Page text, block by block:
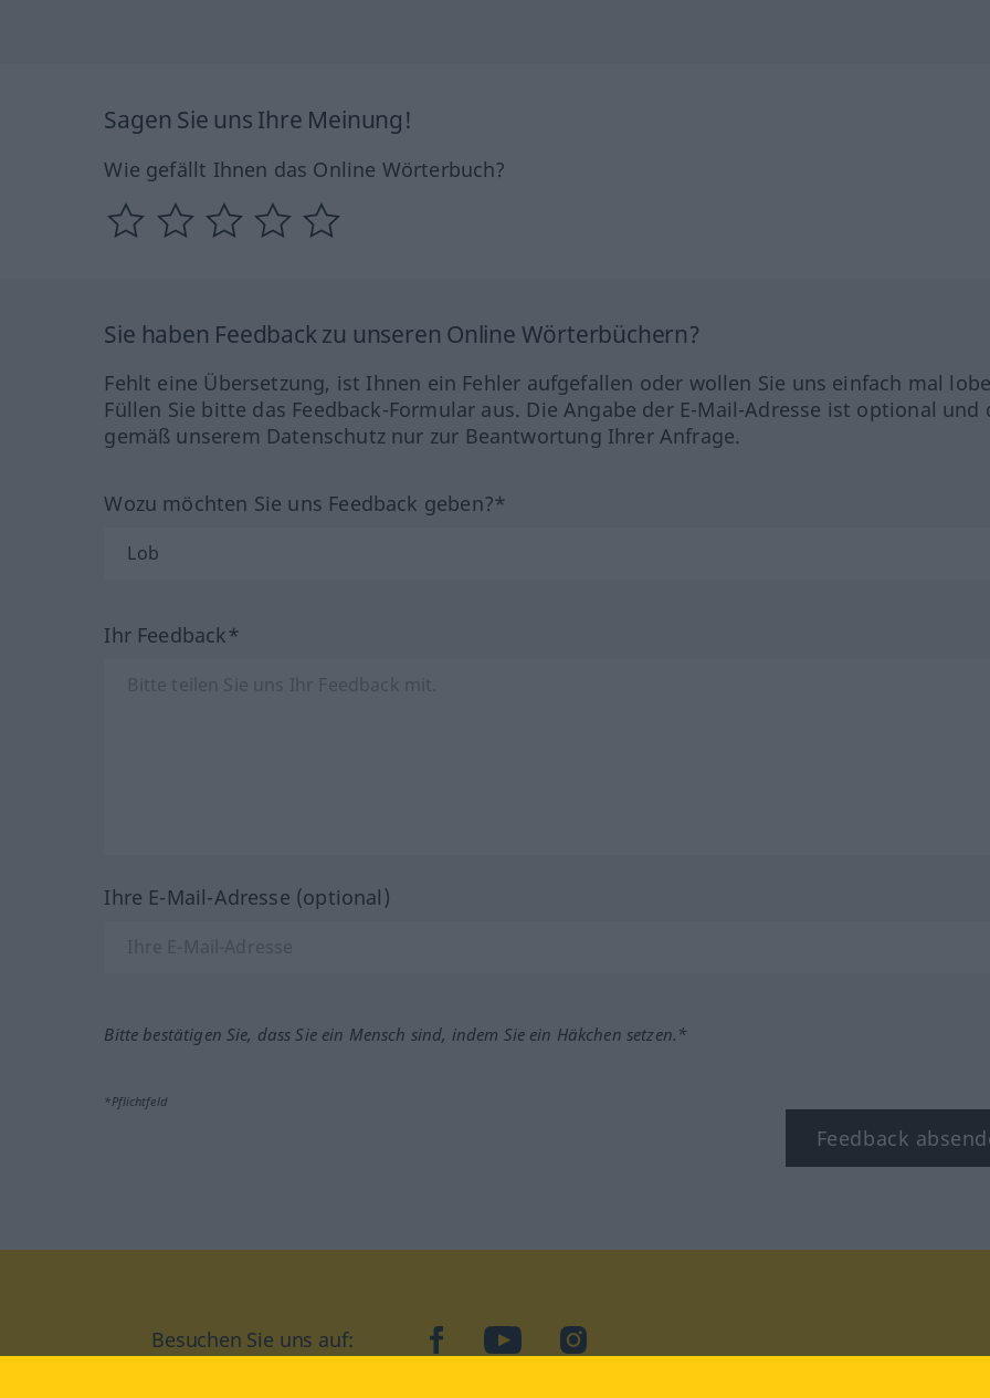
Sagen Sie uns Ihre Meinung!
Wie gefällt Ihnen das Online Wörterbuch?
Sie haben Feedback zu unseren Online Wörterbüchern?
Fehlt eine Übersetzung, ist Ihnen ein Fehler aufgefallen oder wollen Sie uns einfach mal
Füllen Sie bitte das Feedback-Formular aus. Die Angabe der E-Mail-Adresse ist optional und
gemäß unserem Datenschutz nur zur Beantwortung Ihrer Anfrage.
Wozu möchten Sie uns Feedback geben?*
Ihr Feedback*
Ihre E-Mail-Adresse (optional)
Bitte bestätigen Sie, dass Sie ein Mensch sind, indem Sie ein Häkchen setzen.*
*Pflichtfeld
Feedback
Besuchen Sie uns auf: facebookYouTubeInstagram